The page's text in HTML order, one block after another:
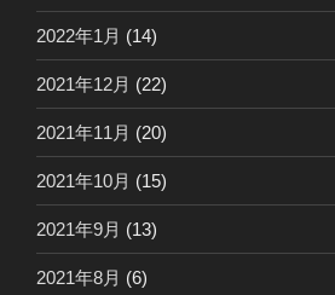
2022年1月 (14)
2021年12月 (22)
2021年11月 (20)
2021年10月 (15)
2021年9月 (13)
2021年8月 (6)